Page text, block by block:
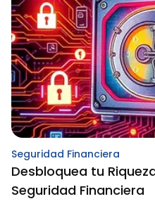
Seguridad Financiera
Desbloquea tu
Seguridad Financiera